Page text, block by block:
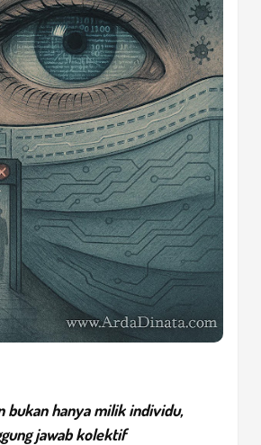
bukan hanya milik individu,
jawab kolektif